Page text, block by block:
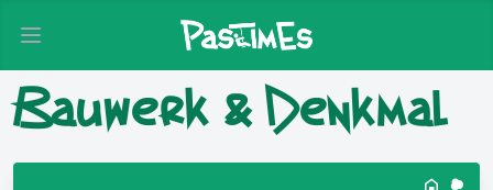
Open main menu
Bauwerk & Denkmal